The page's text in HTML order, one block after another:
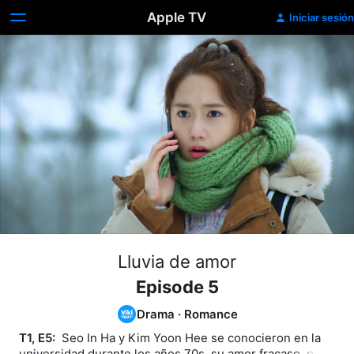
Apple TV Iniciar sesión
Lluvia de amor
Episode 5
Drama · Romance
T1, E5: Seo In Ha y Kim Yoon Hee se conocieron en la